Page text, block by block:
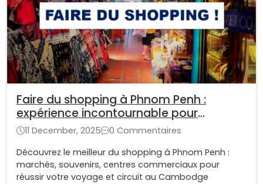
Faire du shopping à Phnom Penh :
expérience incontournable pour
voyager au Cambodge
11 December, 2025
0 Commentaires
Découvrez le meilleur du shopping à Phnom Penh :
marchés, souvenirs, centres commerciaux pour
réussir votre voyage et circuit au Cambodge